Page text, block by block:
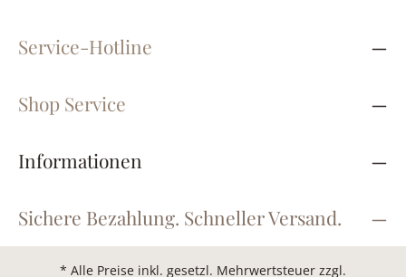
Service-Hotline
Shop Service
Informationen
Sichere Bezahlung. Schneller Versand.
* Alle Preise inkl. gesetzl. Mehrwertsteuer zzgl.